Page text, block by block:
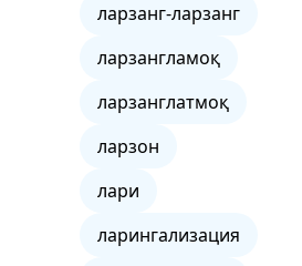
ларзанг-ларзанг
ларзангламоқ
ларзанглатмоқ
ларзон
лари
ларингализация